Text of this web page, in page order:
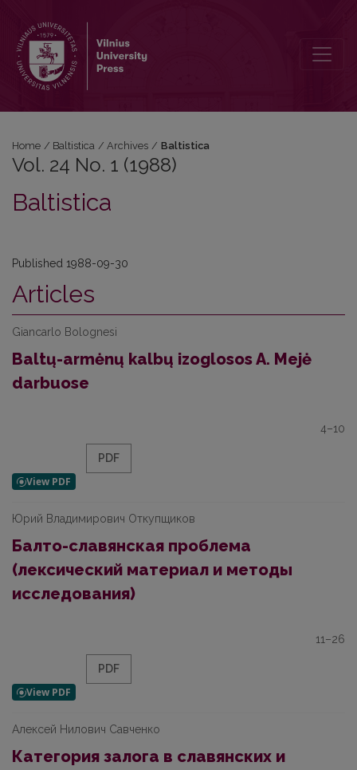
Home / Baltistica / Archives / Baltistica
Vol. 24 No. 1 (1988)
Baltistica
Published 1988-09-30
Articles
Giancarlo Bolognesi
Baltų-armėnų kalbų izoglosos A. Mejė
darbuose
4–10
PDF
Юрий Владимирович Откупщиков
Балто-славянская проблема
(лексический материал и методы
исследования)
11–26
PDF
Алексей Нилович Савченко
Категория залога в славянских и